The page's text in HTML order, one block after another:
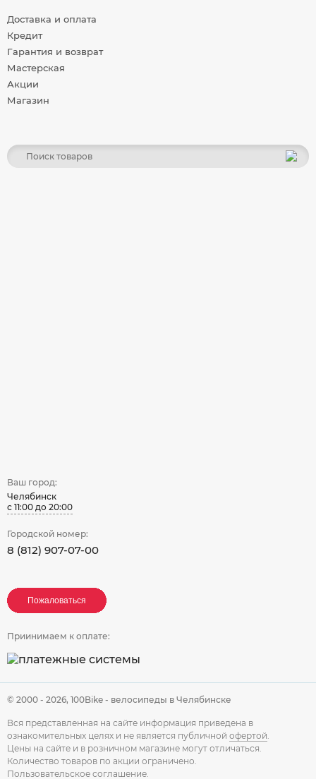
Доставка и оплата
Кредит
Гарантия и возврат
Мастерская
Акции
Магазин
Ваш город:
Челябинск
с 11:00 до 20:00
Городской номер:
8 (812) 907-07-00
Пожаловаться
Пожаловаться
Пожаловаться
Приинимаем к оплате:
© 2000 - 2026, 100Bike - велосипеды в Челябинске
Вся представленная на сайте информация приведена в
ознакомительных целях и не является публичной офертой.
Цены на сайте и в розничном магазине могут отличаться.
Количество товаров по акции ограничено.
Пользовательское соглашение.